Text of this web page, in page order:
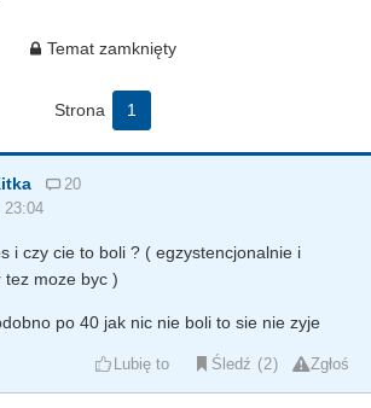
Temat zamknięty
Strona 1
20
23:04
i czy cie to boli ? ( egzystencjonalnie i
tez moze byc )
po 40 jak nic nie boli to sie nie zyje
Lubię to Śledź 2 Zgłoś